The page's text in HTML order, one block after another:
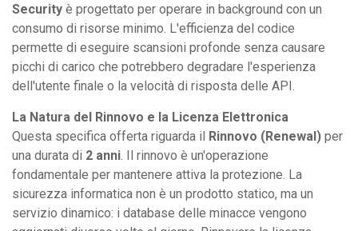
Security è progettato per operare in background con un
consumo di risorse minimo. L'efficienza del codice
permette di eseguire scansioni profonde senza causare
picchi di carico che potrebbero degradare l'esperienza
dell'utente finale o la velocità di risposta delle API.
La Natura del Rinnovo e la Licenza Elettronica
Questa specifica offerta riguarda il Rinnovo (Renewal) per
una durata di 2 anni. Il rinnovo è un'operazione
fondamentale per mantenere attiva la protezione. La
sicurezza informatica non è un prodotto statico, ma un
servizio dinamico: i database delle minacce vengono